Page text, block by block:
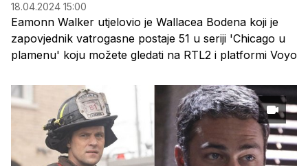
18.04.2024 15:00
Eamonn Walker utjelovio je Wallacea Bodena koji je
zapovjednik vatrogasne postaje 51 u seriji 'Chicago u
plamenu' koju možete gledati na RTL2 i platformi Voyo